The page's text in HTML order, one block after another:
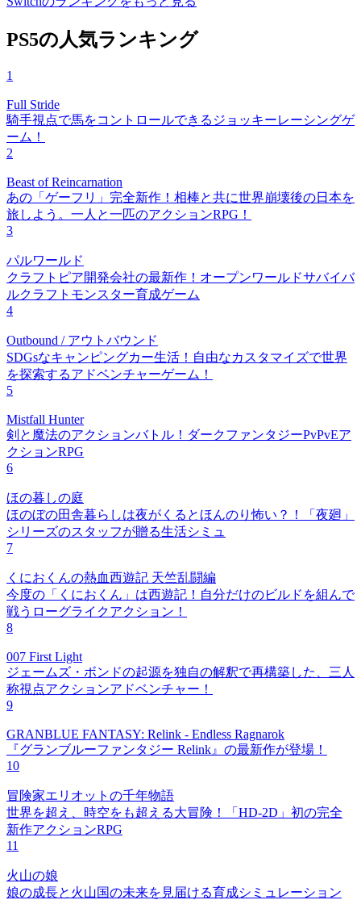
PS5の人気ランキング
1
Full Stride
騎手視点で馬をコントロールできるジョッキーレーシングゲ
ーム！
2
Beast of Reincarnation
あの「ゲーフリ」完全新作！相棒と共に世界崩壊後の日本を
旅しよう。一人と一匹のアクションRPG！
3
パルワールド
クラフトピア開発会社の最新作！オープンワールドサバイバ
ルクラフトモンスター育成ゲーム
4
Outbound / アウトバウンド
SDGsなキャンピングカー生活！自由なカスタマイズで世界
を探索するアドベンチャーゲーム！
5
Mistfall Hunter
剣と魔法のアクションバトル！ダークファンタジーPvPvEア
クションRPG
6
ほの暮しの庭
ほのぼの田舎暮らしは夜がくるとほんのり怖い？！「夜廻」
シリーズのスタッフが贈る生活シミュ
7
くにおくんの熱血西遊記 天竺乱闘編
今度の「くにおくん」は西遊記！自分だけのビルドを組んで
戦うローグライクアクション！
8
007 First Light
ジェームズ・ボンドの起源を独自の解釈で再構築した、三人
称視点アクションアドベンチャー！
9
GRANBLUE FANTASY: Relink - Endless Ragnarok
『グランブルーファンタジー Relink』の最新作が登場！
10
冒険家エリオットの千年物語
世界を超え、時空をも超える大冒険！「HD-2D」初の完全
新作アクションRPG
11
火山の娘
娘の成長と火山国の未来を見届ける育成シミュレーション